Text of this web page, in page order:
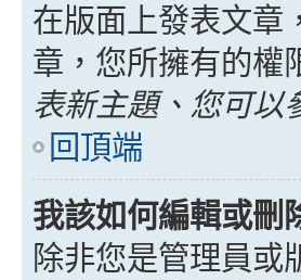
在版面上發表文章
章，您所擁有的權
表新主題、您可以
回頂端
我該如何編輯或刪
除非您是管理員